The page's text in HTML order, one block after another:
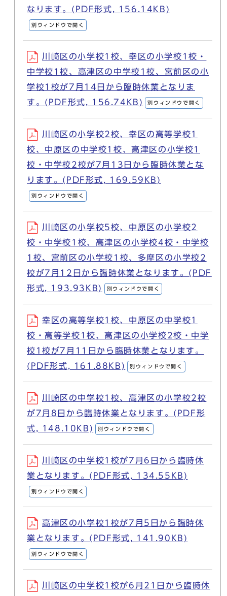
なります。(PDF形式, 156.14KB)
別ウィンドウで開く
川崎区の小学校1校、幸区の小学校1校・
中学校1校、高津区の中学校1校、宮前区の小
学校1校が7月14日から臨時休業となりま
す。(PDF形式, 156.74KB)
別ウィンドウで開く
川崎区の小学校2校、幸区の高等学校1
校、中原区の中学校1校、高津区の小学校1
校・中学校2校が7月13日から臨時休業とな
ります。(PDF形式, 169.59KB)
別ウィンドウで開く
川崎区の小学校5校、中原区の小学校2
校・中学校1校、高津区の小学校4校・中学校
1校、宮前区の小学校1校、多摩区の小学校2
校が7月12日から臨時休業となります。(PDF
形式, 193.93KB)
別ウィンドウで開く
幸区の高等学校1校、中原区の中学校1
校・高等学校1校、高津区の小学校2校・中学
校1校が7月11日から臨時休業となります。
(PDF形式, 161.88KB)
別ウィンドウで開く
川崎区の中学校1校、高津区の小学校2校
が7月8日から臨時休業となります。(PDF形
式, 148.10KB)
別ウィンドウで開く
川崎区の中学校1校が7月6日から臨時休
業となります。(PDF形式, 134.55KB)
別ウィンドウで開く
高津区の小学校1校が7月5日から臨時休
業となります。(PDF形式, 141.90KB)
別ウィンドウで開く
川崎区の中学校1校が6月21日から臨時休